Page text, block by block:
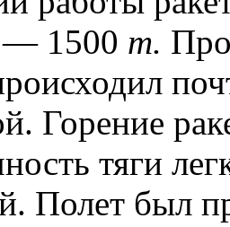
— 1500 m.
Горение
тяги
Полет был